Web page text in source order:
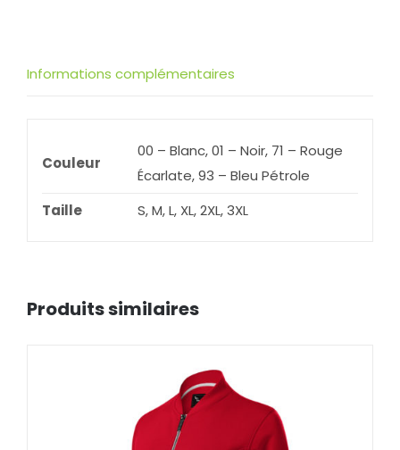
Informations complémentaires
Couleur
00 – Blanc, 01 – Noir, 71 – Rouge
Écarlate, 93 – Bleu Pétrole
Taille
S, M, L, XL, 2XL, 3XL
Produits similaires